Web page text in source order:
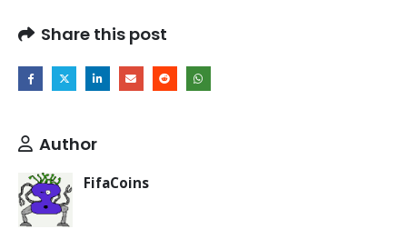
Share this post
Author
FifaCoins